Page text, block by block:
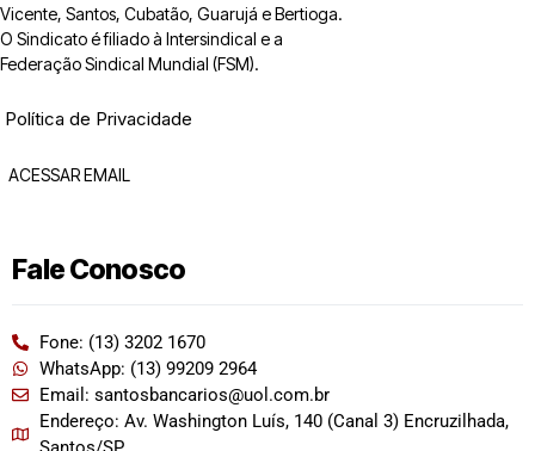
Vicente, Santos, Cubatão, Guarujá e Bertioga.
O Sindicato é filiado à Intersindical e a
Federação Sindical Mundial (FSM).
Política de Privacidade
ACESSAR EMAIL
Fale Conosco
Fone: (13) 3202 1670
WhatsApp: (13) 99209 2964
Email: santosbancarios@uol.com.br
Endereço: Av. Washington Luís, 140 (Canal 3) Encruzilhada,